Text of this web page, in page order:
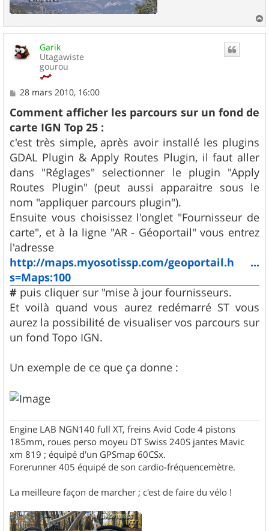
a
u
Garik
Utagawiste
gourou
M
s
s
a
g
e
28 mars 2010, 16:00
Comment afficher les parcours sur un fond de
carte IGN Top 25 :
c'est très simple, après avoir installé les plugins
GDAL Plugin & Apply Routes Plugin, il faut aller
dans "Réglages" selectionner le plugin "Apply
Routes Plugin" (peut aussi apparaitre sous le
nom "appliquer parcours plugin").
Ensuite vous choisissez l'onglet "Fournisseur de
carte", et à la ligne "AR - Géoportail" vous entrez
l'adresse
http://maps.myosotissp.com/geoportail.h ...
s=Maps:100
# puis cliquer sur "mise à jour fournisseurs.
Et voilà quand vous aurez redémarré ST vous
aurez la possibilité de visualiser vos parcours sur
un fond Topo IGN.
Un exemple de ce que ça donne :
Engine LAB NGN140 full XT, freins Avid Code 4 pistons
185mm, roues perso moyeu DT Swiss 240S jantes Mavic
xm 819 ; équipé d'un GPSmap 60CSx.
Forerunner 405 équipé de son cardio-fréquencemètre.
La meilleure façon de marcher ; c'est de faire du vélo !